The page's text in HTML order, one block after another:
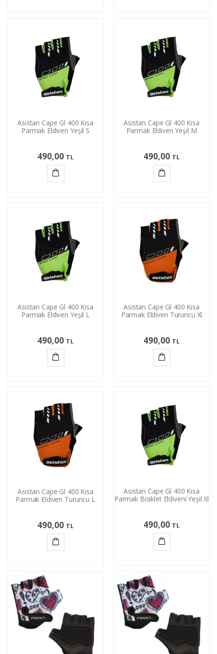
Asistan Cape Gl 400 Kısa
Parmak Eldiven Yeşil S
490,00 TL
Asistan Cape Gl 400 Kısa
Parmak Eldiven Yeşil M
490,00 TL
Asistan Cape Gl 400 Kısa
Parmak Eldiven Yeşil L
490,00 TL
Asistan Cape Gl 400 Kısa
Parmak Eldiven Turuncu Xl
490,00 TL
Asistan Cape Gl 400 Kısa
Parmak Eldiven Turuncu L
490,00 TL
Asistan Cape Gl 400 Kısa
Parmak Bisiklet Eldiveni Yeşil Xl
490,00 TL